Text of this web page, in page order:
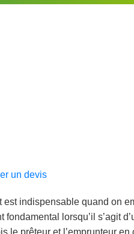
un devis
indispensable quand on
lorsqu’il s’agit
le prêteur et l’emprunteur en